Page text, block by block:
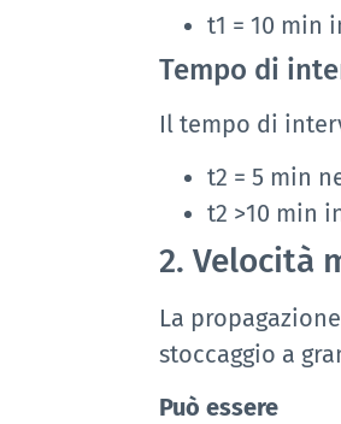
t1 = 10 min
Tempo di
Il tempo di
t2 = 5 min
t2 >10 min
2. Velocità
La
stoccaggio a
Può essere